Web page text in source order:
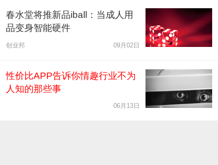
春水堂将推新品iball：当成人用
品变身智能硬件
创业邦 09月02日
性价比APP告诉你情趣行业不为
人知的那些事
06月13日